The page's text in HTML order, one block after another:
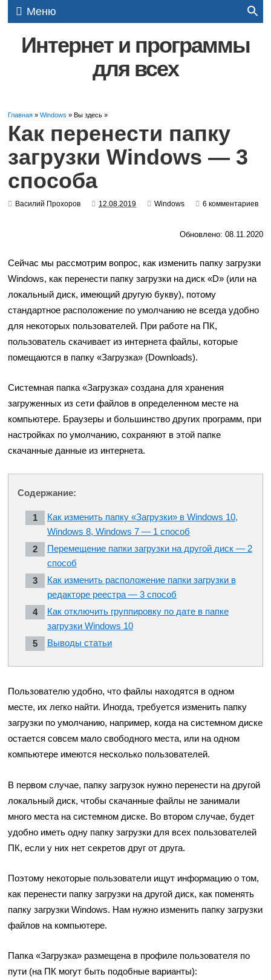
Меню
Интернет и программы
для всех
Главная »Windows » Вы здесь »
Как перенести папку
загрузки Windows — 3
способа
Василий Прохоров 12.08.2019 Windows 6 комментариев
Обновлено: 08.11.2020
Сейчас мы рассмотрим вопрос, как изменить папку загрузки
Windows, как перенести папку загрузки на диск «D» (или на
локальный диск, имеющий другую букву), потому
стандартное расположение по умолчанию не всегда удобно
для некоторых пользователей. При работе на ПК,
пользователь скачивает из интернета файлы, которые
помещаются в папку «Загрузка» (Downloads).
Системная папка «Загрузка» создана для хранения
загруженных из сети файлов в определенном месте на
компьютере. Браузеры и большинство других программ, при
настройках по умолчанию, сохраняют в этой папке
скачанные данные из интернета.
Содержание:
Как изменить папку «Загрузки» в Windows 10,
Windows 8, Windows 7 — 1 способ
Перемещение папки загрузки на другой диск — 2
способ
Как изменить расположение папки загрузки в
редакторе реестра — 3 способ
Как отключить группировку по дате в папке
загрузки Windows 10
Выводы статьи
Пользователю удобно, что файлы находятся в одном
месте, их легко найти. Иногда, требуется изменить папку
загрузки по умолчанию, например, когда на системном диске
остается совсем мало свободного места, или на одном
компьютере имеются несколько пользователей.
В первом случае, папку загрузок нужно перенести на другой
локальный диск, чтобы скачанные файлы не занимали
много места на системном диске. Во втором случае, будет
удобно иметь одну папку загрузки для всех пользователей
ПК, если у них нет секретов друг от друга.
Поэтому некоторые пользователи ищут информацию о том,
как перенести папку загрузки на другой диск, как поменять
папку загрузки Windows. Нам нужно изменить папку загрузки
файлов на компьютере.
Папка «Загрузка» размещена в профиле пользователя по
пути (на ПК могут быть подобные варианты):